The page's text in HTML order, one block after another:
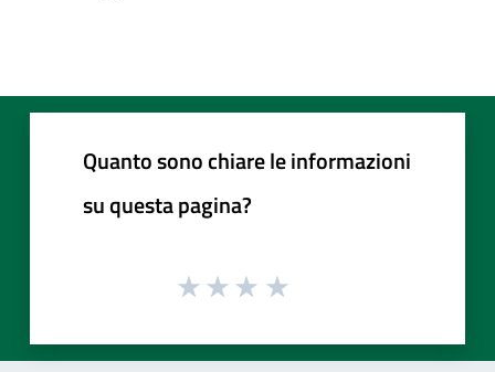
Quanto sono chiare le informazioni
su questa pagina?